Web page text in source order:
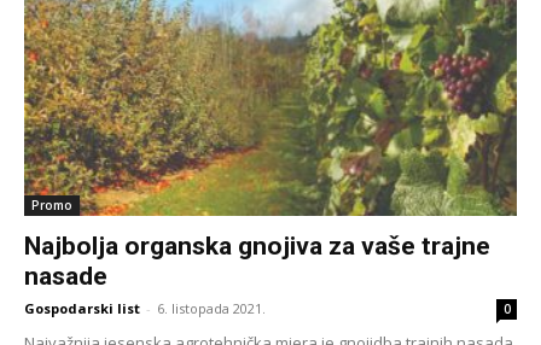
Promo
Najbolja organska gnojiva za vaše trajne
nasade
Gospodarski list - 6. listopada 2021. 0